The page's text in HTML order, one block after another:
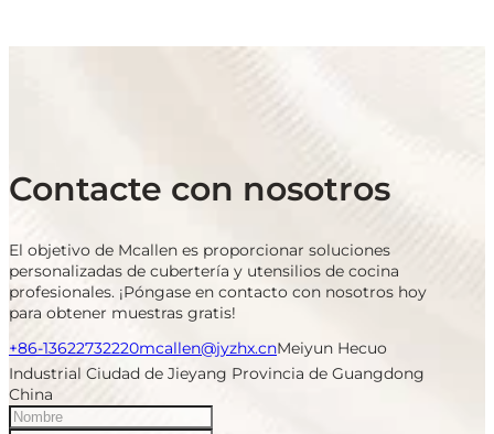
Contacte con nosotros
El objetivo de Mcallen es proporcionar soluciones
personalizadas de cubertería y utensilios de cocina
profesionales. ¡Póngase en contacto con nosotros hoy
para obtener muestras gratis!
+86-13622732220mcallen@jyzhx.cnMeiyun Hecuo
Industrial Ciudad de Jieyang Provincia de Guangdong
China